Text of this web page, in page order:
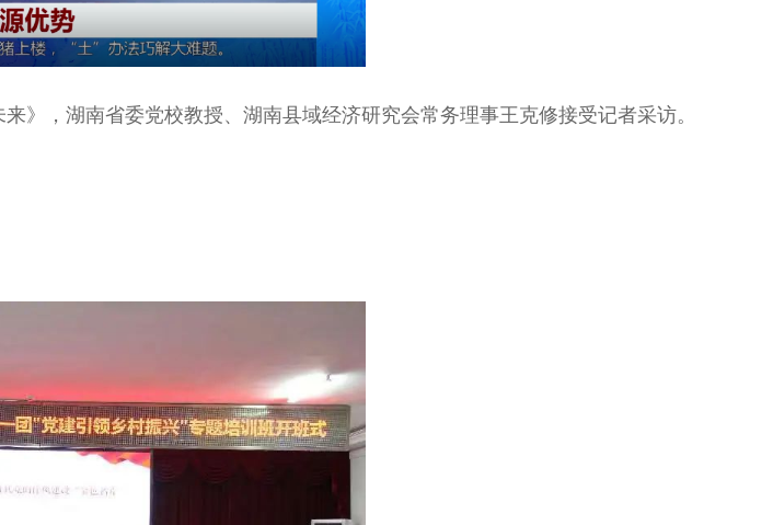
》，湖南省委党校教授、湖南县域经济研究会常务理事王克修接受记者采访。